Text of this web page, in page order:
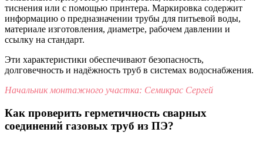
тиснения или с помощью принтера. Маркировка содержит
информацию о предназначении трубы для питьевой воды,
материале изготовления, диаметре, рабочем давлении и
ссылку на стандарт.
Эти характеристики обеспечивают безопасность,
долговечность и надёжность труб в системах водоснабжения.
Начальник монтажного участка: Семикрас Сергей
Как проверить герметичность сварных
соединений газовых труб из ПЭ?